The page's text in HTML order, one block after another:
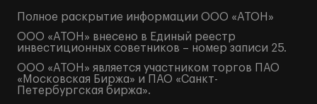
Полное раскрытие информации ООО «АТОН»
ООО «АТОН» внесено в Единый реестр
инвестиционных советников – номер записи 25.
ООО «АТОН» является участником торгов ПАО
«Московская Биржа» и ПАО «Санкт-
Петербургская биржа».